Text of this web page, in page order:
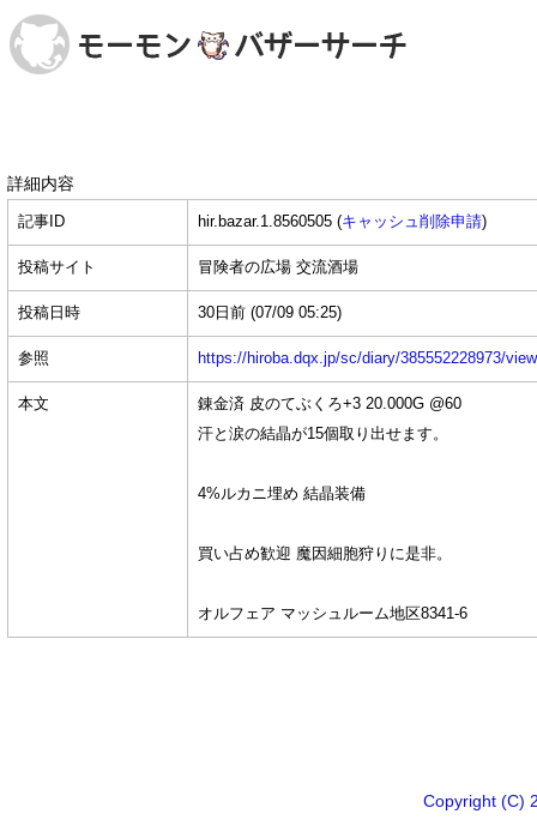
詳細内容
記事ID hir.bazar.1.8560505 (キャッシュ削除申請)
投稿サイト 冒険者の広場 交流酒場
投稿日時 30日前 (07/09 05:25)
参照 https://hiroba.dqx.jp/sc/diary/385552228973/
本文
錬金済 皮のてぶくろ+3 20.000G @60
汗と涙の結晶が15個取り出せます。
4%ルカニ埋め 結晶装備
買い占め歓迎 魔因細胞狩りに是非。
オルフェア マッシュルーム地区8341-6
Copyright (C)